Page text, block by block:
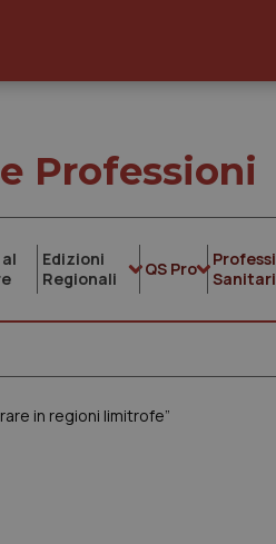
Professioni
Edizioni
Regionali
QS Pro
in regioni limitrofe”